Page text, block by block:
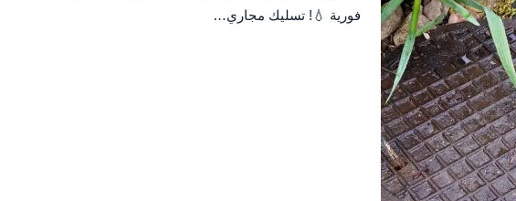
فورية 💧! تسليك مجاري…